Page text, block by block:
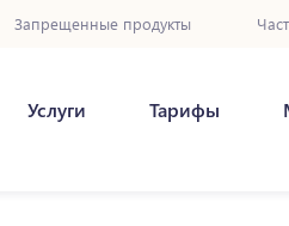
Запрещенные продукты
Услуги Тарифы